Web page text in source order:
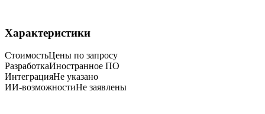
Характеристики
СтоимостьЦены по запросу
РазработкаИностранное ПО
ИнтеграцияНе указано
ИИ-возможностиНе заявлены